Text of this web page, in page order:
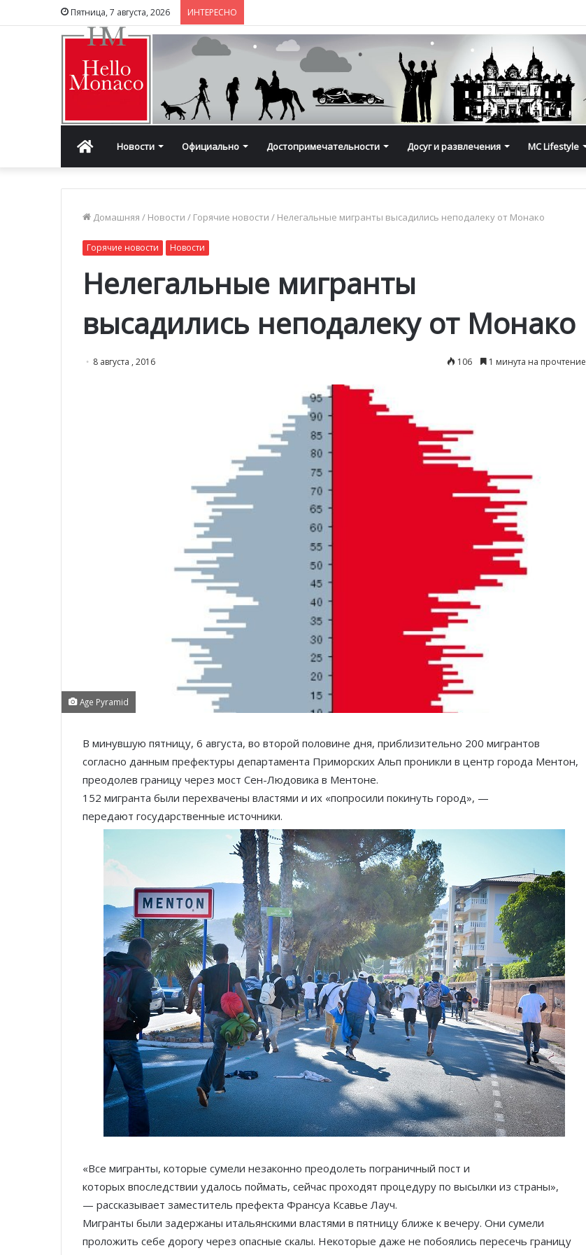
Пятница, 7 августа, 2026 ИНТЕРЕСНО
ГлавнаяНовости Официально Достопримечательности Досуг и развлечения MC Lifestyle
Домашняя / Новости / Горячие новости / Нелегальные мигранты высадились неподалеку от Монако
Горячие новости Новости
Нелегальные мигранты
высадились неподалеку от Монако
8 августа , 2016 106 1 минута на прочтение
Age Pyramid
В минувшую пятницу, 6 августа, во второй половине дня, приблизительно 200 мигрантов
согласно данным префектуры департамента Приморских Альп проникли в центр города Ментон,
преодолев границу через мост Сен-Людовика в Ментоне.
152 мигранта были перехвачены властями и их «попросили покинуть город», —
передают государственные источники.
«Все мигранты, которые сумели незаконно преодолеть пограничный пост и
которых впоследствии удалось поймать, сейчас проходят процедуру по высылки из страны»,
— рассказывает заместитель префекта Франсуа Ксавье Лауч.
Мигранты были задержаны итальянскими властями в пятницу ближе к вечеру. Они сумели
проложить себе дорогу через опасные скалы. Некоторые даже не побоялись пересечь границу